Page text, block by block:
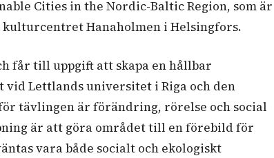
Cities in the Nordic-Baltic Region, som är
Hanaholmen i Helsingfors.
får till uppgift att skapa en hållbar
Lettlands universitet i Riga och den
tävlingen är förändring, rörelse och social
är att göra området till en förebild för
vara både socialt och ekologiskt